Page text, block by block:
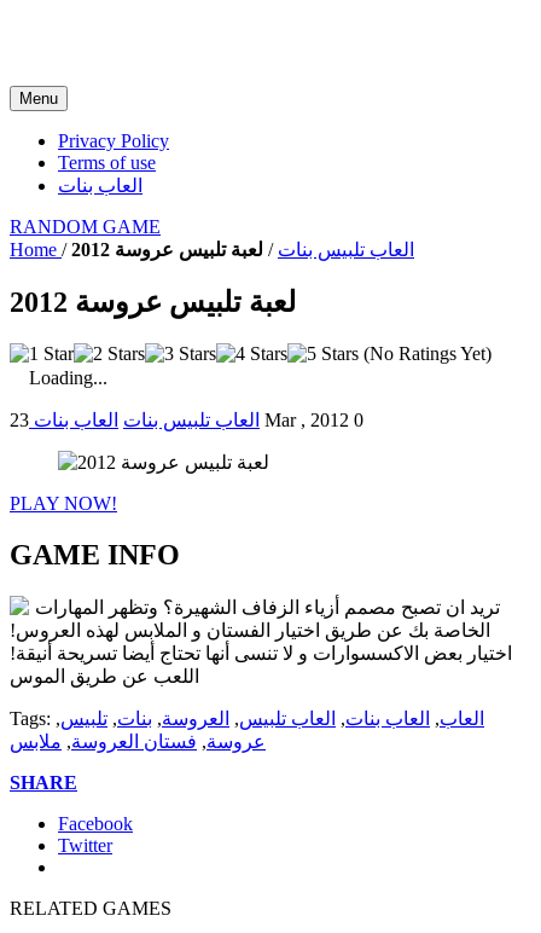
Menu
Privacy Policy
Terms of use
العاب بنات
RANDOM GAME
Home / العاب تلبيس بنات / لعبة تلبيس عروسة 2012
لعبة تلبيس عروسة 2012
(No Ratings Yet)
Loading...
العاب تلبيس بنات العاب بنات 23 Mar , 2012 0
PLAY NOW!
GAME INFO
تريد ان تصبح مصمم أزياء الزفاف الشهيرة؟ وتظهر المهارات
الخاصة بك عن طريق اختيار الفستان و الملابس لهذه العروس!
اختيار بعض الاكسسوارات و لا تنسى أنها تحتاج أيضا تسريحة أنيقة!
اللعب عن طريق الموس
Tags: العاب, العاب بنات, العاب تلبيس, العروسة, بنات, تلبيس,
عروسة, فستان العروسة, ملابس
SHARE
Facebook
Twitter
RELATED GAMES